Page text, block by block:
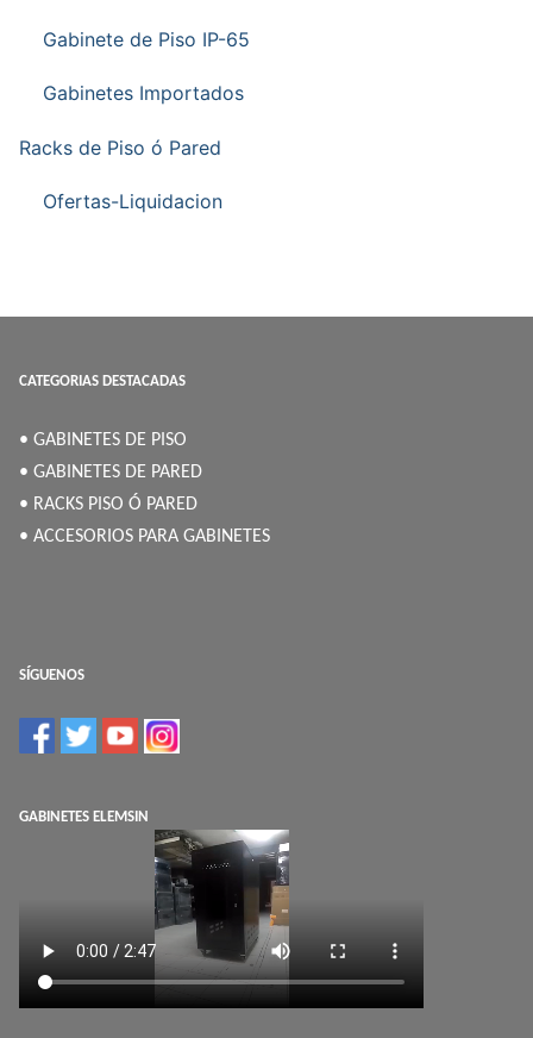
Gabinete de Piso IP-65
Gabinetes Importados
Racks de Piso ó Pared
Ofertas-Liquidacion
CATEGORIAS DESTACADAS
• GABINETES DE PISO
• GABINETES DE PARED
• RACKS PISO Ó PARED
• ACCESORIOS PARA GABINETES
SÍGUENOS
GABINETES ELEMSIN